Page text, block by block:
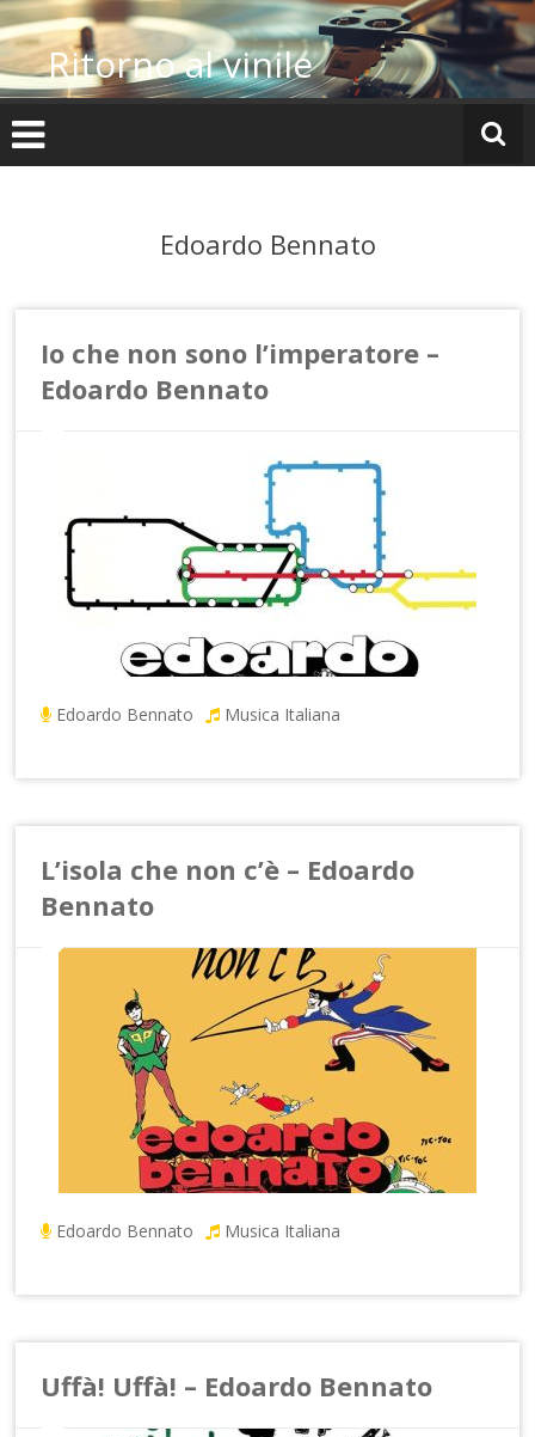
Vai
al
contenutoRitorno al vinile
Edoardo Bennato
Io che non sono l’imperatore –
Edoardo Bennato
Edoardo Bennato Musica Italiana
L’isola che non c’è – Edoardo
Bennato
Edoardo Bennato Musica Italiana
Uffà! Uffà! – Edoardo Bennato